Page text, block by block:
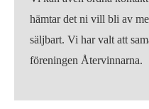
hämtar det ni vill bli av
säljbart. Vi har valt att
föreningen Återvinnarna.